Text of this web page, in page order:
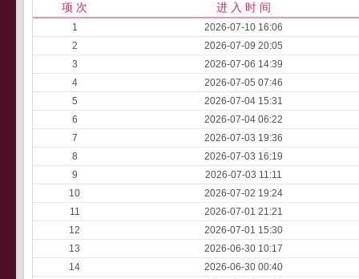
项 次 进 入 时 间
1
2026-07-10 16:06
2
2026-07-09 20:05
3
2026-07-06 14:39
4
2026-07-05 07:46
5
2026-07-04 15:31
6
2026-07-04 06:22
7
2026-07-03 19:36
8
2026-07-03 16:19
9
2026-07-03 11:11
10
2026-07-02 19:24
11
2026-07-01 21:21
12
2026-07-01 15:30
13
2026-06-30 10:17
14
2026-06-30 00:40